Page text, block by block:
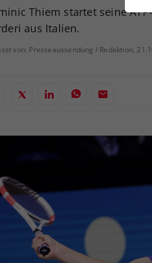
Thiem startet seine
aus Italien.
von: Presseaussendung / Redaktion,